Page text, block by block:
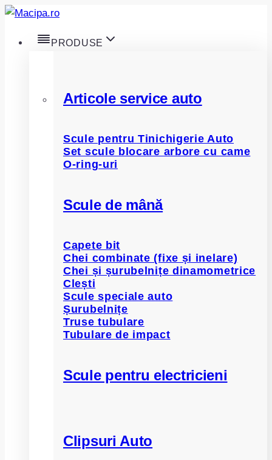
Skip
content
PRODUSE
Articole service auto
Scule pentru Tinichigerie Auto
Set scule blocare arbore cu came
O-ring-uri
Scule de mână
Capete bit
Chei combinate (fixe și inelare)
Chei și șurubelnițe dinamometrice
Clești
Scule speciale auto
Șurubelnițe
Truse tubulare
Tubulare de impact
Scule pentru electricieni
Clipsuri Auto